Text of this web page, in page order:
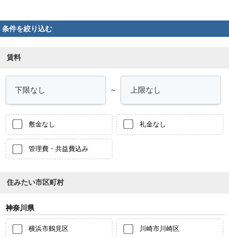
条件を絞り込む
賃料
～
敷金なし 礼金なし
管理費・共益費込み
住みたい市区町村
神奈川県
横浜市鶴見区 川崎市川崎区